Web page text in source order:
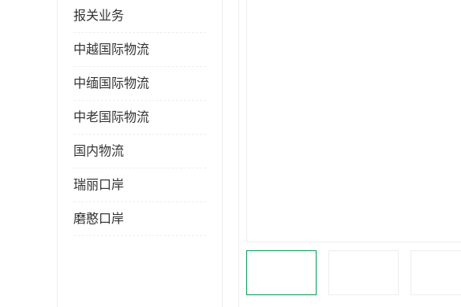
报关业务
中越国际物流
中缅国际物流
中老国际物流
国内物流
瑞丽口岸
磨憨口岸